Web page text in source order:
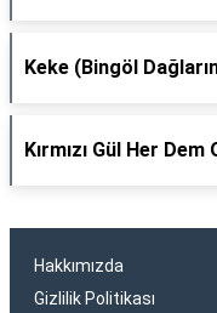
Keke (Bingöl
Kırmızı Gül Her
Hakkımızda
Gizlilik Politikası